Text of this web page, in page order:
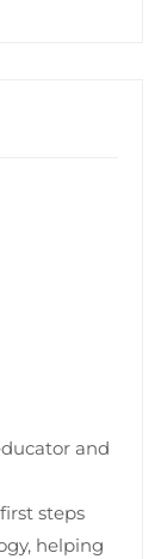
and
steps
helping